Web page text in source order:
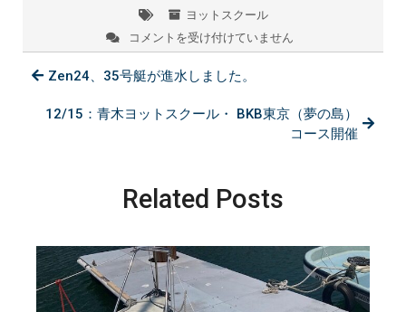
ヨットスクール
12/15：
大
は
コメントを受け付けていません
Zen24、35号艇が進水しました。
12/15：青木ヨットスクール・ BKB東京（夢の島）
コース開催
Related Posts